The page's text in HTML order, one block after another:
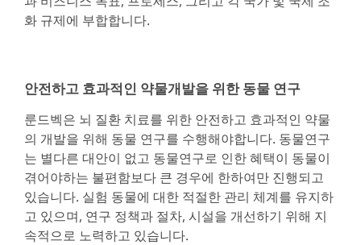
화 규제에 부합합니다.
안전하고 효과적인 약물개발을 위한 동물 연구
룬드벡은 뇌 질환 치료를 위한 안전하고 효과적인 약물
의 개발을 위해 동물 연구를 수행해야합니다. 동물연구
는 별다른 대안이 없고 동물연구로 인한 혜택이 동물이
겪어야하는 불편함보다 큰 경우에 한하여만 진행되고
있습니다. 실험 동물에 대한 적절한 관리 체계를 유지하
고 있으며, 연구 정책과 절차, 시설을 개선하기 위해 지
속적으로 노력하고 있습니다.